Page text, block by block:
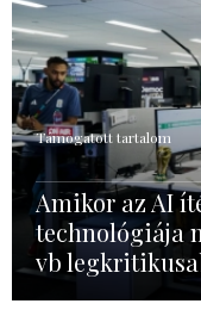
Támogatott tartalom
Amikor az AI
technológiája
vb